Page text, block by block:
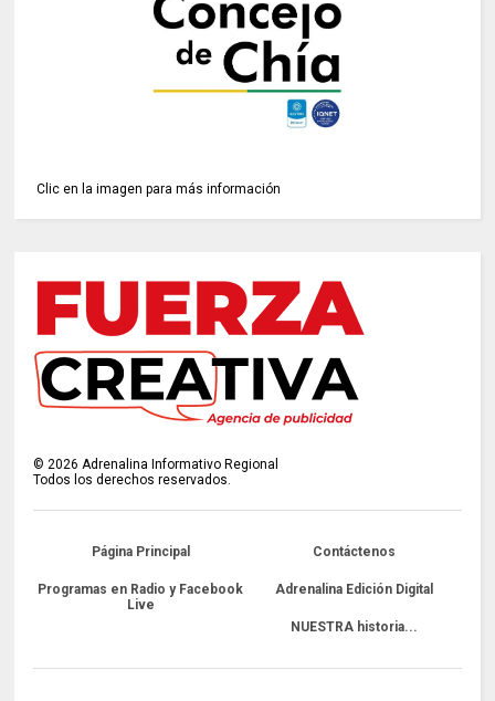
Clic en la imagen para más información
©2026 Adrenalina Informativo Regional
Todos los derechos reservados.
Página Principal Contáctenos
Programas en Radio y Facebook
Live
Adrenalina Edición Digital
NUESTRA historia...